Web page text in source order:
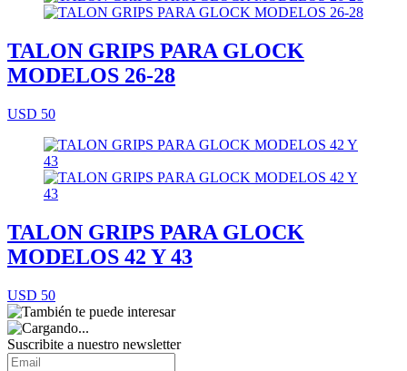
TALON GRIPS PARA GLOCK
MODELOS 26-28
USD 50
TALON GRIPS PARA GLOCK
MODELOS 42 Y 43
USD 50
Suscribite a nuestro newsletter